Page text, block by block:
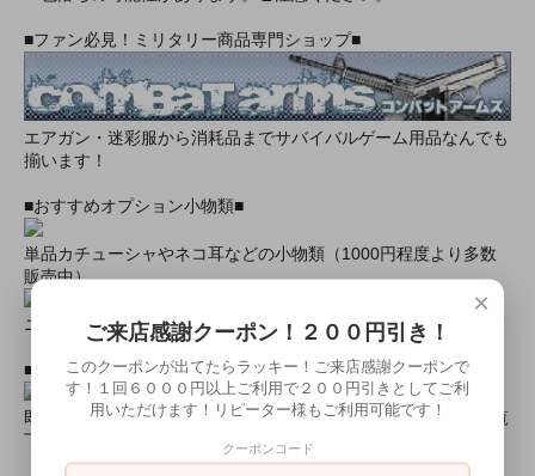
■ファン必見！ミリタリー商品専門ショップ■
エアガン・迷彩服から消耗品までサバイバルゲーム用品なんでも
揃います！
■おすすめオプション小物類■
単品カチューシャやネコ耳などの小物類（1000円程度より多数
販売中）
ニーハイソックス、タイツなど（500円より多数販売中！）
■すぐに商品が欲しい！！という方■
即日配達商品一覧がございますので、よろしければそちらをご覧
下さいませ。
×
ご来店感謝クーポン！２００円引き！
このクーポンが出てたらラッキー！ご来店感謝クーポンで
す！１回６０００円以上ご利用で２００円引きとしてご利
用いただけます！リピーター様もご利用可能です！
クーポンコード